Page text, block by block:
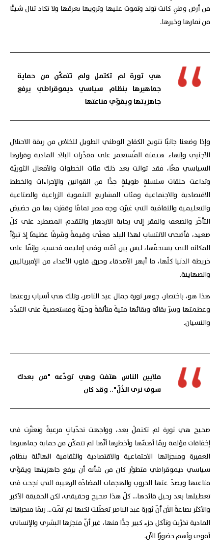
من أرض وطنٍ كانت تولد وتموت عليها وترويها بعرقها ولا تكاد تنال شيئًا
من ثمارها وخيرها.
هي ثورة لم تكتمل ولم تتمكّن من حماية
جماهيرها بنظام سياسي ديموقراطي يرفع
جاهزيتها ويقوّي مناعتها
وإذا وضعنا جانبًا تتويج الكفاح الوطني الطويل للخلاص من ربقة الاحتلال
الأجنبي وإنهاء هيمنة المُستعمر على مقدّرات البلاد المادية وقرارها
السياسي معًا، فقد توالت بعد ذلك مئات الخطوات والأفعال الثوريّة
وتداعت حلقات سلسلةٍ طويلةٍ جدًّا من القوانين والإجراءات والخطط
الاقتصادية والاجتماعية ومئات المشاريع التنموية الزراعية والصناعية
والتعليمية والثقافية التي غيّرت وجه مصر تمامًا وقفزت بها من حضيض
التأخّر والضعف والفقر إلى رحابة الازدهار والتقدم المضطرد على كلّ
صعيد، فأضحى الانتساب لهذا البلد معنًى وقيمةً وشرفًا عظيمًا إذ تبوّأ
المكانة التي يستحقّها، ليس بين أمّته وفي إقليمه فحسب، وإنّما على
خريطة الدنيا كلّها، ما أبهر الأصدقاء وحرق قلوب الأعداء من الإمبرياليين
والصهاينة.
هذا هو، باختصار، جوهر ثورة جمال عبد الناصر، وتلك هي أسباب روعتها
وعظمتها وسرّ بقائه وبقائها فتيةً متألقةً وحيّةً ومستعصيةً على التبدّد
والنسيان.
ملايين الناس هتفت وهي تودّعه "من بعدك
سوف نرى الذُلّ".. وقد كان
صحيح هي ثورة لم تكتملْ بعد، وواجهت تحدّياتٍ مرعبةً وتعثّرت في
إخفاقات مؤلمة ربّما أهمّها وأخطرها أنّها لم تتمكّن من حماية جماهيرها
الغفيرة ومنجزاتها الاجتماعية والاقتصادية والثقافية الهائلة بنظام
سياسي ديموقراطي متطوّر كان من شأنه أن يرفع جاهزيتها ويقوّي
مناعتها ويصدّ عنها الحروب والهجمات المضادّة الرهيبة التي نجحت في
تعطيلها بعد رحيل قائدها... كلّ هذا صحيح وحقيقي، لكن الحقيقة الأكبر
والأكثر نصاعةً الآن أنّ ثورة عبد الناصر تعطّلت لكنها لم تَمُت... ربّما منجزاتها
المادية تخرّبت وتآكل جزء كبير جدًّا منها، غير أنّ منجزها البشري والإنساني
أقوى وأهم حضورًا الآن.